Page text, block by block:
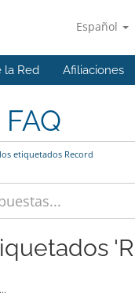
Español
la Red Afiliaciones
etiquetados Record